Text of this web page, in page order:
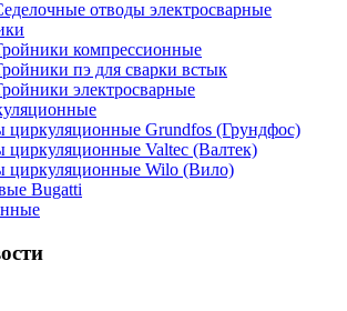
отводы электросварные
компрессионные
пэ для сварки встык
электросварные
циркуляционные Grundfos (Грундфос)
циркуляционные Valtec (Валтек)
циркуляционные Wilo (Вило)
Bugatti